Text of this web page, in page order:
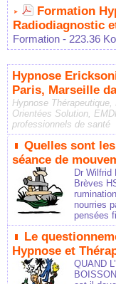
Formation
Radiodiagnostic
Formation - 223.36 Ko
Hypnose
Paris, Marseille
Hypnose
Orientées Solution,
professionnels de santé
Quelles sont
séance de
Dr Wilfrid
Brèves
nourries
pensées
Le
Hypnose et
QUAND